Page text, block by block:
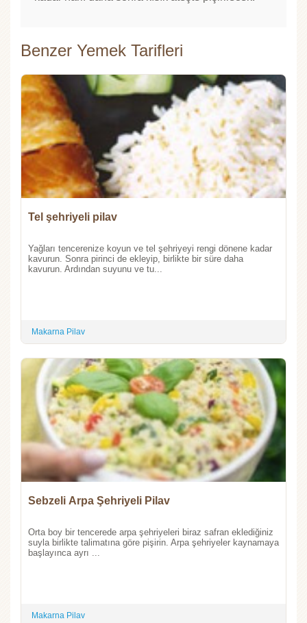
Benzer Yemek Tarifleri
Tel şehriyeli pilav
Yağları tencerenize koyun ve tel şehriyeyi rengi dönene kadar
kavurun. Sonra pirinci de ekleyip, birlikte bir süre daha
kavurun. Ardından suyunu ve tu...
Makarna Pilav
Sebzeli Arpa Şehriyeli Pilav
Orta boy bir tencerede arpa şehriyeleri biraz safran eklediğiniz
suyla birlikte talimatına göre pişirin. Arpa şehriyeler kaynamaya
başlayınca ayrı ...
Makarna Pilav